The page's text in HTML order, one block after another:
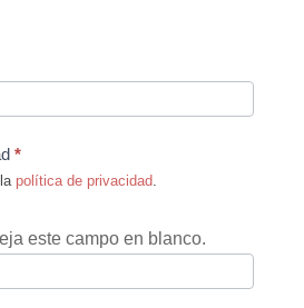
*
política de privacidad
este campo en blanco.